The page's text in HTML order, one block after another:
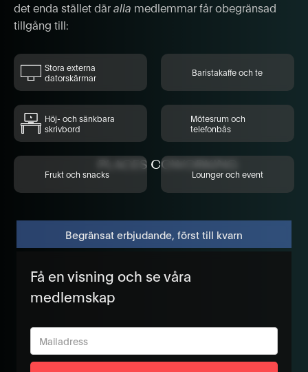
det enda stället däralla medlemmar får obegränsad
tillgång till:
Stora externa
datorskärmar
Baristakaffe och te
Höj- och sänkbara
skrivbord
Mötesrum och
telefonbås
Frukt och snacks Lounger och event
Begränsat erbjudande, först till kvarn
Få en visning och se våra
medlemskap